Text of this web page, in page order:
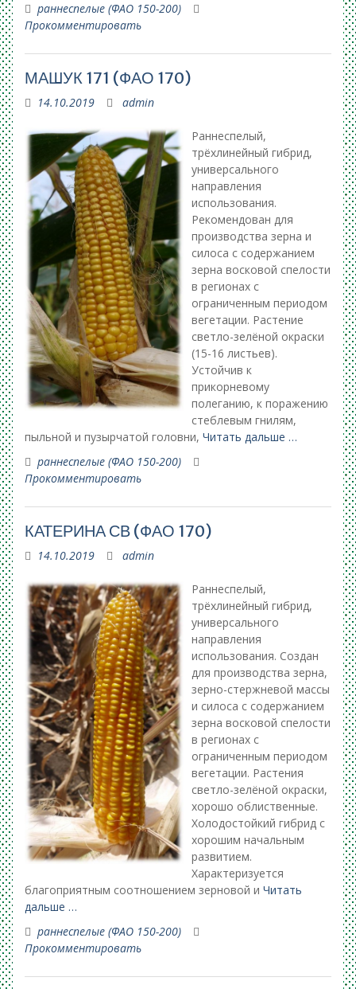
раннеспелые (ФАО 150-200)
Прокомментировать
МАШУК 171 (ФАО 170)
14.10.2019 admin
Раннеспелый,
трёхлинейный гибрид,
универсального
направления
использования.
Рекомендован для
производства зерна и
силоса с содержанием
зерна восковой спелости
в регионах с
ограниченным периодом
вегетации. Растение
светло-зелёной окраски
(15-16 листьев).
Устойчив к
прикорневому
полеганию, к поражению
стеблевым гнилям,
пыльной и пузырчатой головни, Читать дальше …
раннеспелые (ФАО 150-200)
Прокомментировать
КАТЕРИНА СВ (ФАО 170)
14.10.2019 admin
Раннеспелый,
трёхлинейный гибрид,
универсального
направления
использова­ния. Создан
для производства зерна,
зерно-стержневой массы
и силоса с содержанием
зерна восковой спелости
в регионах с
ограниченным периодом
вегетации. Растения
светло-зелёной окраски,
хорошо облиственные.
Холодостойкий гибрид с
хорошим начальным
развитием.
Характеризуется
благоприятным соотношением зерновой и Читать
дальше …
раннеспелые (ФАО 150-200)
Прокомментировать